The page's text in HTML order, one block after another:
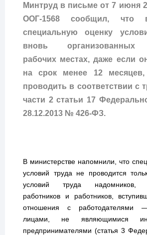
Минтруд в письме от 7 июня
ООГ-1568 сообщил, что
специальную оценку
вновь организованных
рабочих местах, даже если
на срок менее 12 месяцев,
проводить в соответствии с
части 2 статьи 17
28.12.2013 № 426-ФЗ.
В министерстве напомнили, что
условий труда не проводится
условий труда надомников,
работников и работников,
отношения с работодателями
лицами, не являющимися
предпринимателями (статья 3